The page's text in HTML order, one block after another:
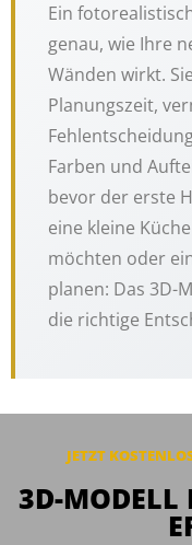
Ein
genau, wie Ihre
Wänden wirkt.
Planungszeit,
Farben und
bevor der erste
eine kleine
möchten oder
planen: Das 3D-
die richtige
JETZT
3D-MODELL